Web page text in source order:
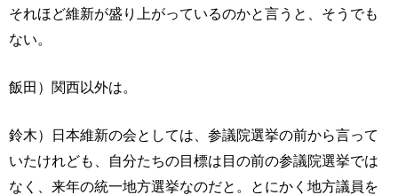
それほど維新が盛り上がっているのかと言うと、そうでも
ない。
飯田）関西以外は。
鈴木）日本維新の会としては、参議院選挙の前から言って
いたけれども、自分たちの目標は目の前の参議院選挙では
なく、来年の統一地方選挙なのだと。とにかく地方議員を